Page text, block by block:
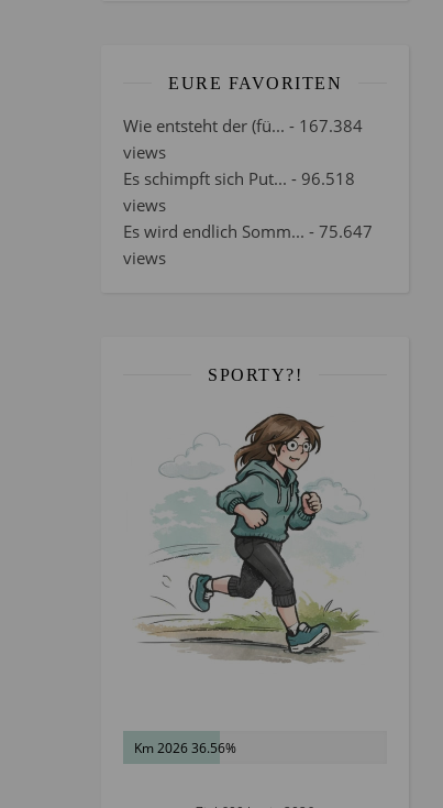
EURE FAVORITEN
Wie entsteht der (fü... - 167.384
views
Es schimpft sich Put... - 96.518
views
Es wird endlich Somm... - 75.647
views
SPORTY?!
Km 2026 36.56%